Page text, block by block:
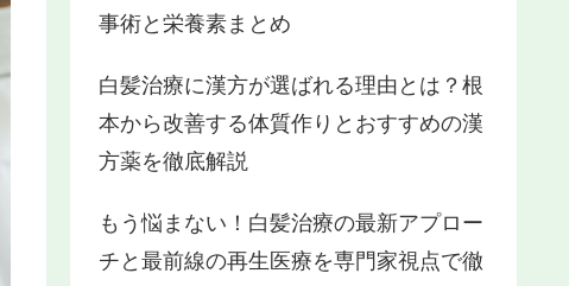
事術と栄養素まとめ
白髪治療に漢方が選ばれる理由とは？根
本から改善する体質作りとおすすめの漢
方薬を徹底解説
もう悩まない！白髪治療の最新アプロー
チと最前線の再生医療を専門家視点で徹